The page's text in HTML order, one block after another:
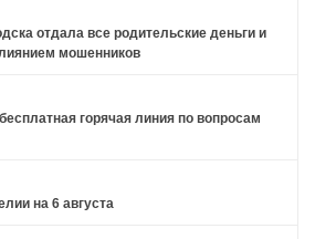
отдала все родительские деньги и
мошенников
горячая линия по вопросам
на 6 августа